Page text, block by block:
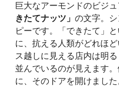
巨大なアーモンドのビジュ
きたてナッツ」 の文字。
ピーです。「できたて」
に、抗える人類がどれほ
ス越しに見える店内は明
並んでいるのが見えます
に、そのドアを開けました